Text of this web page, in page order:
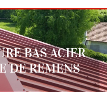
BAS ACIER
DE REMENS